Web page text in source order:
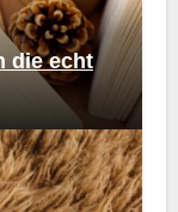
die echt